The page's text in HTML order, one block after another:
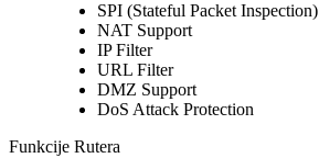
SPI (Stateful Packet Inspection)
NAT Support
IP Filter
URL Filter
DMZ Support
DoS Attack Protection
Funkcije Rutera